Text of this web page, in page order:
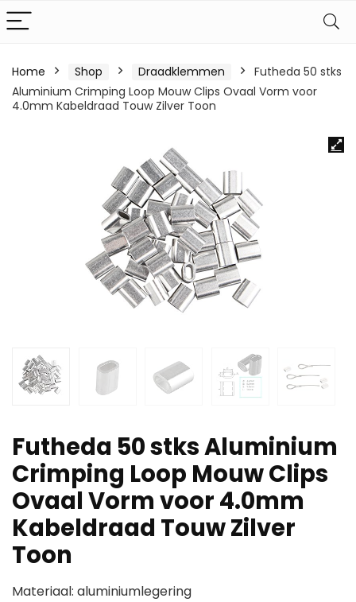
Home Shop Draadklemmen
Futheda 50 stks
Aluminium Crimping Loop Mouw Clips Ovaal Vorm voor
4.0mm Kabeldraad Touw Zilver Toon
Futheda 50 stks Aluminium
Crimping Loop Mouw Clips
Ovaal Vorm voor 4.0mm
Kabeldraad Touw Zilver
Toon
Materiaal: aluminiumlegering